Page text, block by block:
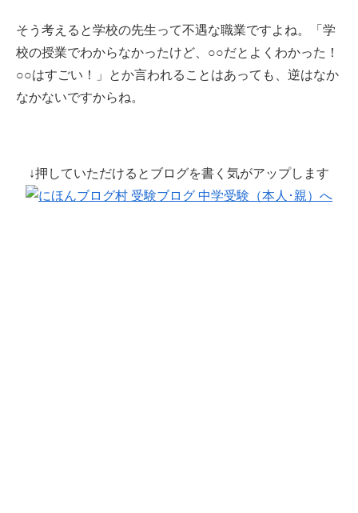
そう考えると学校の先生って不遇な職業ですよね。「学
校の授業でわからなかったけど、○○だとよくわかった！
○○はすごい！」とか言われることはあっても、逆はなか
なかないですからね。
↓押していただけるとブログを書く気がアップします